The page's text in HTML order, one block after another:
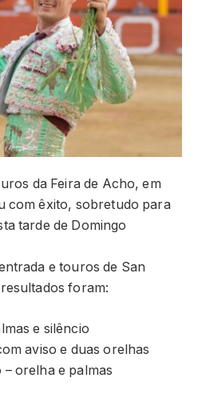
da Feira de Acho, em
com êxito, sobretudo para
tarde de Domingo
e touros de San
foram:
e silêncio
aviso e duas orelhas
orelha e palmas